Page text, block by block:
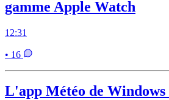
gamme Apple Watch
12:31
• 16
L'app Météo de Windows